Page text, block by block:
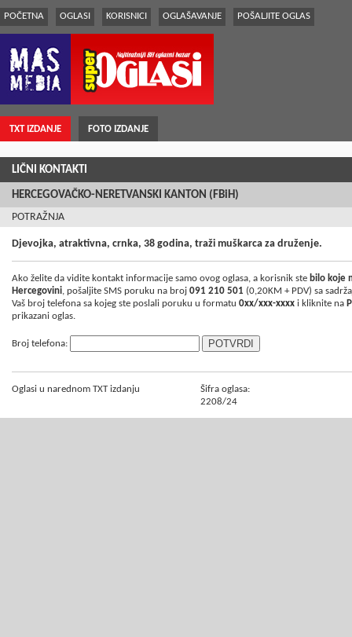
POČETNA OGLASI KORISNICI OGLAŠAVANJE POŠALJITE OGLAS
TXT IZDANJE FOTO IZDANJE
LIČNI KONTAKTI
HERCEGOVAČKO-NERETVANSKI KANTON (FBiH)
POTRAŽNJA
Djevojka, atraktivna, crnka, 38 godina, traži muškarca za druženje.
Ako želite da vidite kontakt informacije samo ovog oglasa, a korisnik ste bilo koje
Hercegovini, pošaljite SMS poruku na broj 091 210 501 (0,20KM + PDV) sa
Vaš broj telefona sa kojeg ste poslali poruku u formatu 0xx/xxx-xxxx i kliknite na
prikazani oglas.
Broj telefona:
Oglasi u narednom TXT izdanju
Šifra oglasa:
2208/24